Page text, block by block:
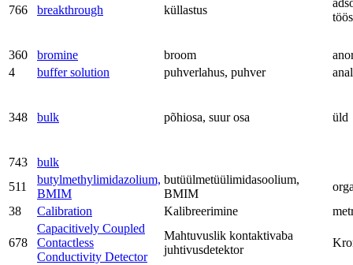
766 breakthrough küllastus
360 bromine broom
4
buffer solution puhverlahus, puhver
348 bulk põhiosa, suur osa üld
743
bulk
511
butylmethylimidazolium,
BMIM
butüülmetüülimidasoolium,
BMIM
38
Calibration Kalibreerimine
678
Capacitively Coupled
Contactless
Conductivity Detector
Mahtuvuslik kontaktivaba
juhtivusdetektor